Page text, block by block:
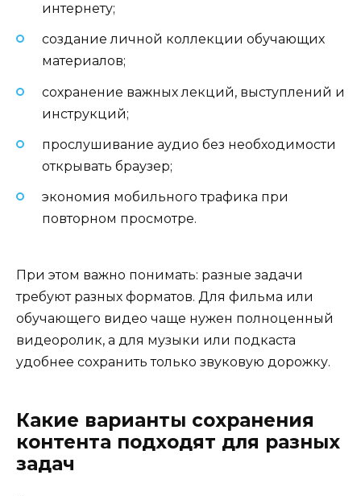
интернету;
создание личной коллекции обучающих
материалов;
сохранение важных лекций, выступлений и
инструкций;
прослушивание аудио без необходимости
открывать браузер;
экономия мобильного трафика при
повторном просмотре.
При этом важно понимать: разные задачи
требуют разных форматов. Для фильма или
обучающего видео чаще нужен полноценный
видеоролик, а для музыки или подкаста
удобнее сохранить только звуковую дорожку.
Какие варианты сохранения
контента подходят для разных
задач